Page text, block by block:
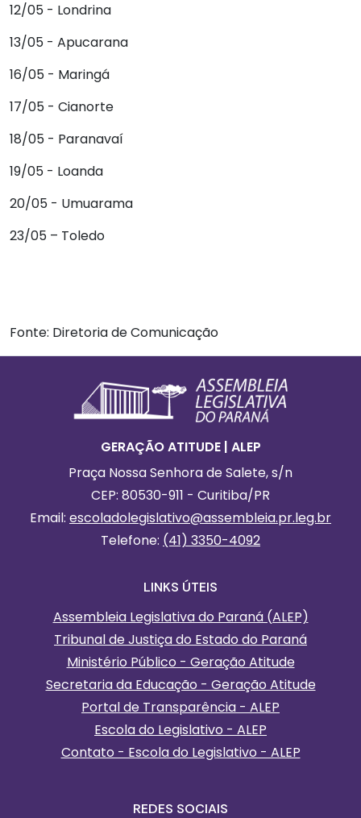
12/05 - Londrina
13/05 - Apucarana
16/05 - Maringá
17/05 - Cianorte
18/05 - Paranavaí
19/05 - Loanda
20/05 - Umuarama
23/05 – Toledo
Fonte: Diretoria de Comunicação
Informações Gerais
GERAÇÃO ATITUDE | ALEP
Praça Nossa Senhora de Salete, s/n
CEP: 80530-911 - Curitiba/PR
Email: escoladolegislativo@assembleia.pr.leg.br
Telefone: (41) 3350-4092
LINKS ÚTEIS
Assembleia Legislativa do Paraná (ALEP)
Tribunal de Justiça do Estado do Paraná
Ministério Público - Geração Atitude
Secretaria da Educação - Geração Atitude
Portal de Transparência - ALEP
Escola do Legislativo - ALEP
Contato - Escola do Legislativo - ALEP
REDES SOCIAIS